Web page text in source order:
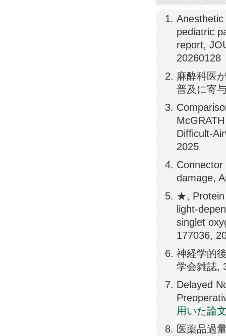
pediatric
report,
20260128
麻酔科医
普及に寄
Difficult-
2025
damage,
★, Protein
light-
singlet
177036,
神経学的
学会雑誌,
Delayed
用いた論
医薬品過